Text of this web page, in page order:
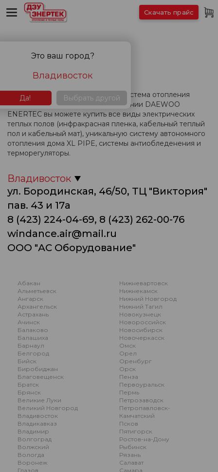
КОНТАКТЫ
Вас интересует теплый пол или система отопления
дома? В представительстве компании DAEWOO
ENERTEC вы можете купить все виды электрических
теплых полов (инфракрасная пленка, кабельный теплый
пол и кабельный мат), уникальную систему автономного
отопления дома XL PIPE, системы антиобледенения и
терморегуляторы.
Владивосток
ул. Бородинская, 46/50, ТЦ "Виктория"
пав. 43 и 17а
8 (423) 224-04-69, 8 (423) 262-00-76
windance.air@mail.ru
ООО "АС Оборудование"
Абакан
Альметьевск
Ангарск
Архангельск
Астрахань
Ачинск
Балаково
Балашиха
Барнаул
Белгород
Бийск
Биробиджан
Благовещенск
Братск
Брянск
Великие Луки
Великий Новгород
Владивосток
Владикавказ
Владимир
Волгоград
Волжский
Вологда
Воронеж
Глазов
Нижневартовск
Нижнекамск
Нижний Новгород
Нижний Тагил
Новокузнецк
Новороссийск
Новосибирск
Новочеркасск
Омск
Орел
Оренбург
Орск
Пенза
Первоуральск
Пермь
Петрозаводск
Петропавловск-
Камчатский
Псков
Пятигорск
Ростов-на-Дону
Рыбинск
Рязань
Салават
Самара
Скачать прайс
Это ваш город?
Владивосток
Да! Выбрать другой